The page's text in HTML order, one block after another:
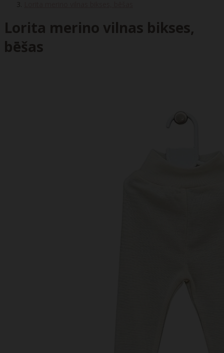
Lorita merino vilnas bikses,
bēšas